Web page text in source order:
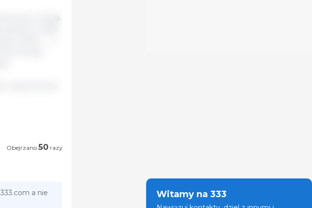
w Rosji.
z 2018
2019 r. - o
Okręg
wieprzowiny.
Obejrzano 50 razy
a nie
Witamy na 333